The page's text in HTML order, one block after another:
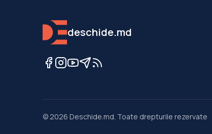
deschide.md
© 2026 Deschide.md. Toate drepturile rezervate